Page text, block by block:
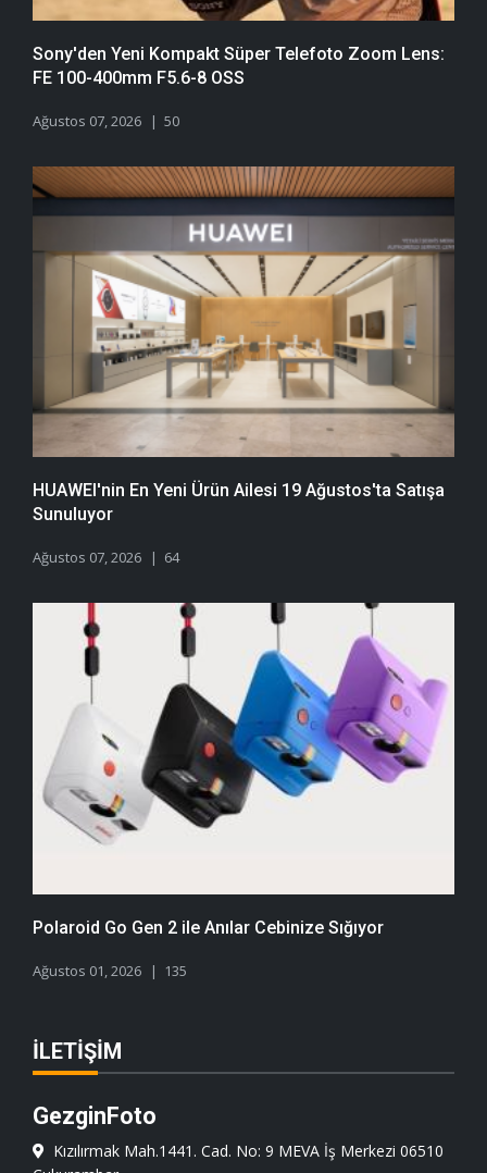
Sony'den Yeni Kompakt Süper Telefoto Zoom Lens:
FE 100-400mm F5.6-8 OSS
Ağustos 07, 2026 50
HUAWEI'nin En Yeni Ürün Ailesi 19 Ağustos'ta Satışa
Sunuluyor
Ağustos 07, 2026 64
Polaroid Go Gen 2 ile Anılar Cebinize Sığıyor
Ağustos 01, 2026 135
İLETIŞIM
GezginFoto
Kızılırmak Mah.1441. Cad. No: 9 MEVA İş Merkezi 06510